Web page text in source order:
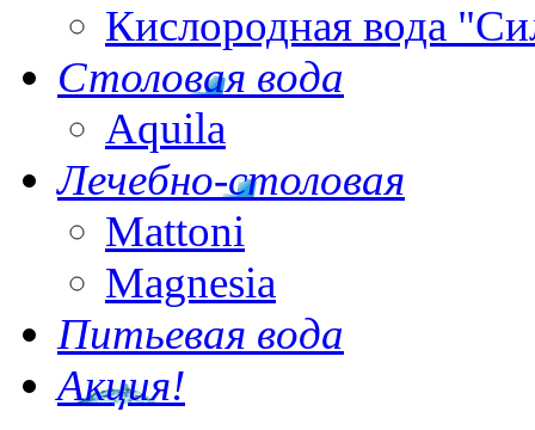
Кислородная вода
Столовая вода
Aquila
Лечебно-столовая
Mattoni
Magnesia
Питьевая вода
Акция!